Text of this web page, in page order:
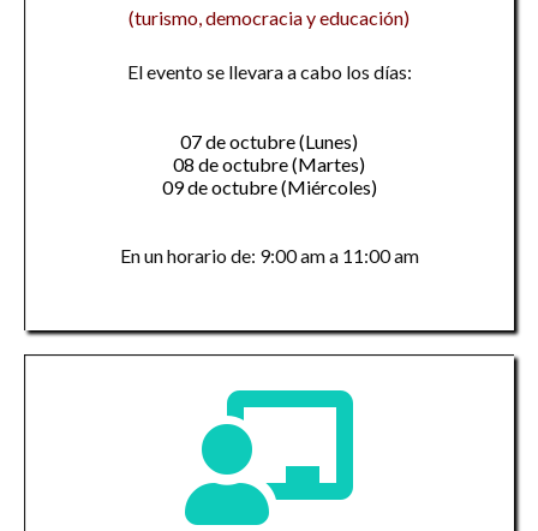
(turismo, democracia y educación)
El evento se llevara a cabo los días:
07 de octubre (Lunes)
08 de octubre (Martes)
09 de octubre (Miércoles)
En un horario de: 9:00 am a 11:00 am